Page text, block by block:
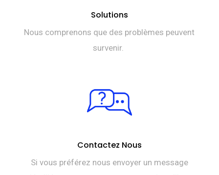
Solutions
Nous comprenons que des problèmes peuvent
survenir.
Contactez Nous
Si vous préférez nous envoyer un message